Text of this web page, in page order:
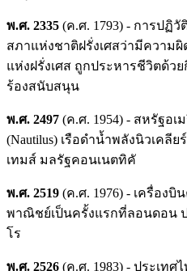
พ.ศ. 2335 (ค.ศ. 1793) - การปฏิ
สภาแห่งชาติฝรั่งเศสว่ามีความ
แห่งฝรั่งเศส ถูกประหารชีวิตด้ว
ร้องสนับสนุน
พ.ศ. 2497 (ค.ศ. 1954) - สหรัฐอ
(Nautilus) เรือดำน้ำพลังนิวเคลี
เทมส์ มลรัฐคอนเนตทิคั
พ.ศ. 2519 (ค.ศ. 1976) - เครื่องบิ
พาณิชย์เป็นครั้งแรกที่ลอนดอน ป
โร
พ.ศ. 2526 (ค.ศ. 1983) - ประเท